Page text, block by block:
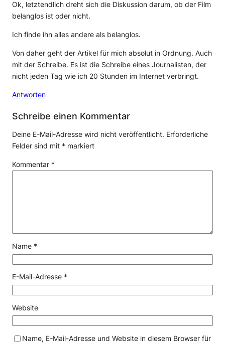
Ok, letztendlich dreht sich die Diskussion darum, ob der Film
belanglos ist oder nicht.
Ich finde ihn alles andere als belanglos.
Von daher geht der Artikel für mich absolut in Ordnung. Auch
mit der Schreibe. Es ist die Schreibe eines Journalisten, der
nicht jeden Tag wie ich 20 Stunden im Internet verbringt.
Antworten
Schreibe einen Kommentar
Deine E-Mail-Adresse wird nicht veröffentlicht. Erforderliche
Felder sind mit * markiert
Kommentar *
Name *
E-Mail-Adresse *
Website
Name, E-Mail-Adresse und Website in diesem Browser für